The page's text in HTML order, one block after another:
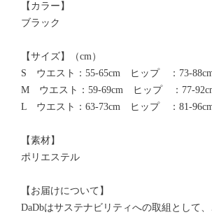
【カラー】
ブラック
【サイズ】（cm）
S ウエスト：55-65cm ヒップ ：73-
M ウエスト：59-69cm ヒップ ：77-
L ウエスト：63-73cm ヒップ ：81-
【素材】
ポリエステル
【お届けについて】
DaDbはサステナビリティへの取組として